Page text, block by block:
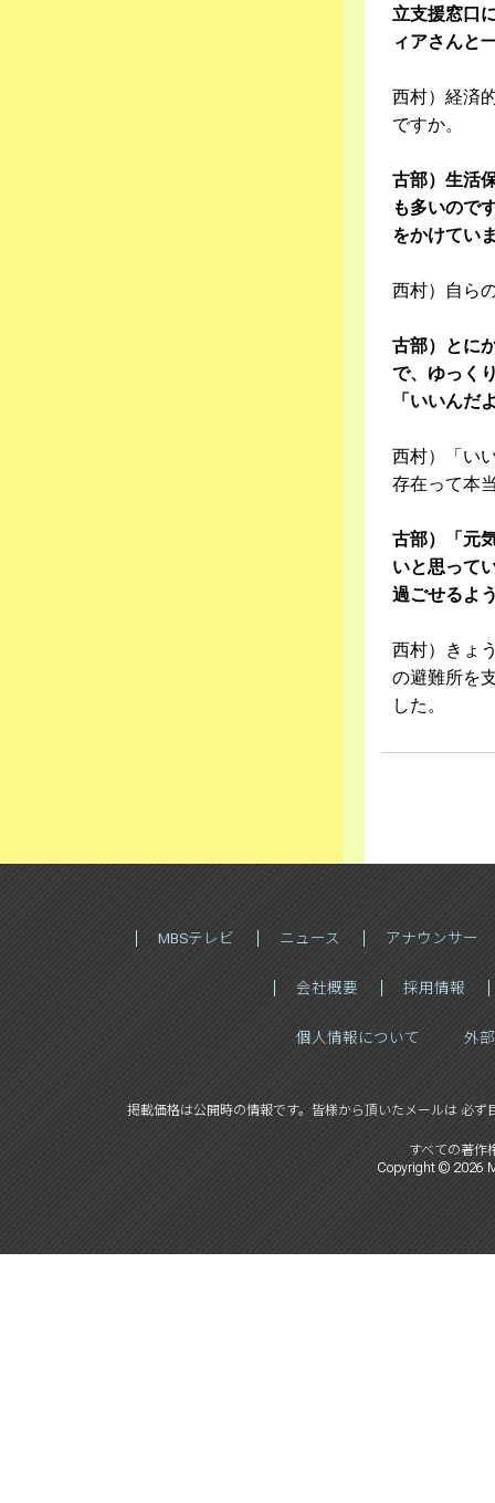
立支援窓口
ィアさんと
西村）経済
ですか。
古部）生活
も多いので
をかけてい
西村）自ら
古部）とに
で、ゆっく
「いいんだ
西村）「い
存在って本
古部）「元
いと思って
過ごせるよ
西村）きょ
の避難所を
した。
MBSテレビ ニュース アナウンサー
会社概要 採用情報
個人情報について 外
掲載価格は公開時の情報です。皆様から頂いたメールは 必ず
すべての著作
Copyright © 2026